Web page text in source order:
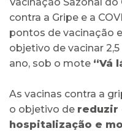
contra a Gripe e a
pontos de vacinação
objetivo de vacinar
ano, sob o mote “Vá
As vacinas contra a
o objetivo de reduzir
hospitalização e